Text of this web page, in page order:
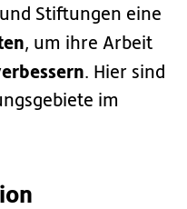
Stiftungen eine
, um ihre Arbeit
. Hier sind
im